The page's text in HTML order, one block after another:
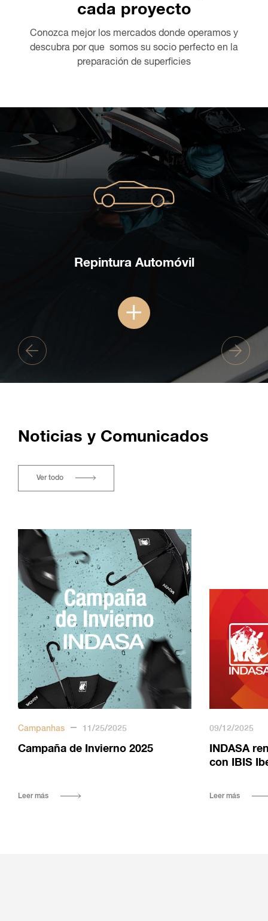
cada proyecto
Conozca mejor los mercados donde operamos y
descubra por que somos su socio perfecto en la
preparación de superficies
Repintura Automóvil
Noticias y Comunicados
Ver todo
Campanhas 11/25/2025
Campaña de Invierno 2025
Leer más
09/12/2025
INDASA
con IBIS
Leer más